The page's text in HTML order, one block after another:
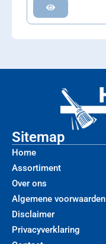
Sitemap
Home
Assortiment
Over ons
Algemene voorwaarden
Disclaimer
Privacyverklaring